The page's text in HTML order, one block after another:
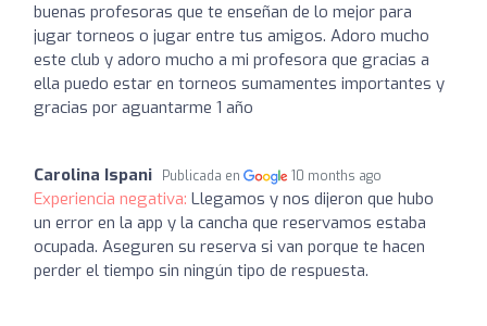
buenas profesoras que te enseñan de lo mejor para
jugar torneos o jugar entre tus amigos. Adoro mucho
este club y adoro mucho a mi profesora que gracias a
ella puedo estar en torneos sumamentes importantes y
gracias por aguantarme 1 año
Carolina Ispani Publicada en 10 months ago
Experiencia negativa: Llegamos y nos dijeron que hubo
un error en la app y la cancha que reservamos estaba
ocupada. Aseguren su reserva si van porque te hacen
perder el tiempo sin ningún tipo de respuesta.